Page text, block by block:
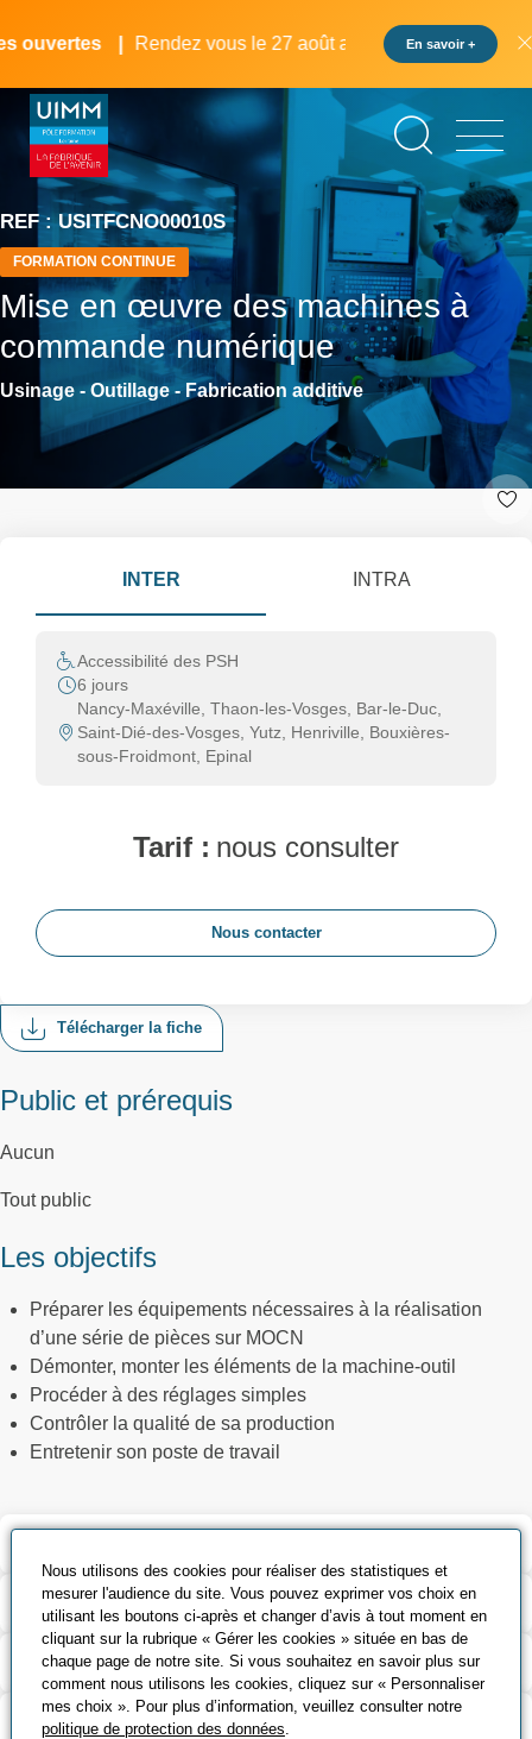
au
principal
Rendez vous le 27 août au pôle formation UIMM
En savoir +
REF : USITFCNO00010S
FORMATION CONTINUE
Mise en œuvre des machines à
commande numérique
Usinage - Outillage - Fabrication additive
Télécharger la fiche
Public et prérequis
Aucun
Tout public
Les objectifs
Préparer les équipements nécessaires à la réalisation
d’une série de pièces sur MOCN
Démonter, monter les éléments de la machine-outil
Procéder à des réglages simples
Contrôler la qualité de sa production
Entretenir son poste de travail
Contenu de la formation
Modalités d’évaluation
Contact
INTER INTRA
Accessibilité des PSH
6 jours
Nancy-Maxéville, Thaon-les-Vosges, Bar-le-Duc,
Saint-Dié-des-Vosges, Yutz, Henriville, Bouxières-
sous-Froidmont, Epinal
Tarif : nous consulter
Nous contacter
Nous utilisons des cookies pour réaliser des statistiques et
mesurer l'audience du site. Vous pouvez exprimer vos choix en
utilisant les boutons ci-après et changer d’avis à tout moment en
cliquant sur la rubrique « Gérer les cookies » située en bas de
chaque page de notre site. Si vous souhaitez en savoir plus sur
comment nous utilisons les cookies, cliquez sur « Personnaliser
mes choix ». Pour plus d’information, veuillez consulter notre
politique de protection des données